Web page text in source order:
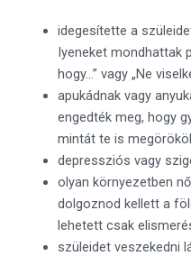
idegesítette a
Iyeneket mondhattak
hogy…” vagy „Ne
apukádnak vagy
engedték meg, hogy
mintát te is
depressziós vagy
olyan környezetben
dolgoznod kellett a
lehetett csak
szüleidet veszekedni